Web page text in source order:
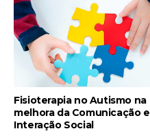
Fisioterapia no Autismo na
melhora da Comunicação e
Interação Social